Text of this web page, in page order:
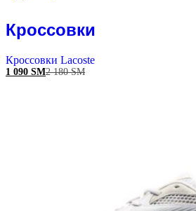
Кроссовки
Кроссовки Lacoste
1 090 ЅМ2 180ЅМ